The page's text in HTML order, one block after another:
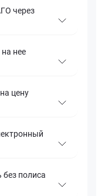
через
нее
цену
без полиса